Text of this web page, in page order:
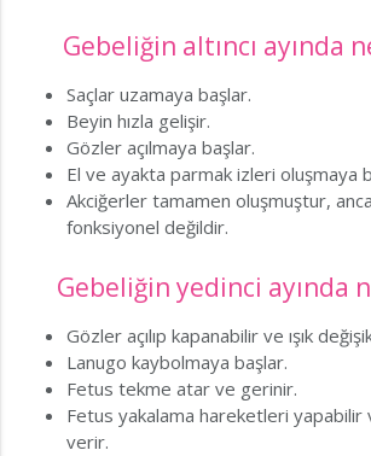
Gebeliğin altıncı ayında
Saçlar uzamaya başlar.
Beyin hızla gelişir.
Gözler açılmaya başlar.
El ve ayakta parmak izleri oluşmaya
Akciğerler tamamen oluşmuştur,
fonksiyonel değildir.
Gebeliğin yedinci ayında
Gözler açılıp kapanabilir ve ışık
Lanugo kaybolmaya başlar.
Fetus tekme atar ve gerinir.
Fetus yakalama hareketleri
verir.